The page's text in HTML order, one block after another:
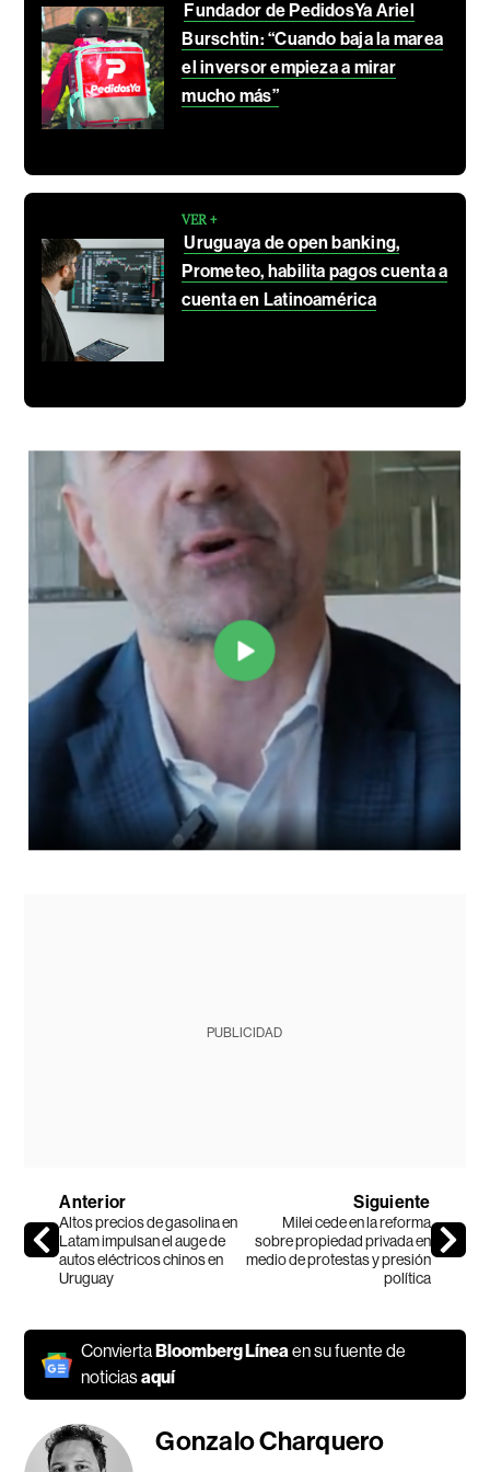
Fundador de PedidosYa Ariel
Burschtin: “Cuando baja la marea
el inversor empieza a mirar
mucho más”
VER +
Uruguaya de open banking,
Prometeo, habilita pagos cuenta a
cuenta en Latinoamérica
PUBLICIDAD
Anterior
Altos precios de gasolina en
Latam impulsan el auge de
autos eléctricos chinos en
Uruguay
Siguiente
Milei cede en la reforma
sobre propiedad privada en
medio de protestas y presión
política
Convierta Bloomberg Líneaen su fuente de
noticiasaquí
Gonzalo Charquero